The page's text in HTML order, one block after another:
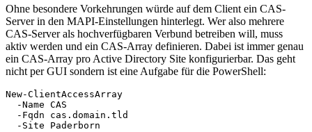
Ohne besondere Vorkehrungen würde auf dem Client ein CAS-
Server in den MAPI-Einstellungen hinterlegt. Wer also mehrere
CAS-Server als hochverfügbaren Verbund betreiben will, muss
aktiv werden und ein CAS-Array definieren. Dabei ist immer genau
ein CAS-Array pro Active Directory Site konfigurierbar. Das geht
nicht per GUI sondern ist eine Aufgabe für die PowerShell:
New-ClientAccessArray
  -Name CAS
  -Fqdn cas.domain.tld
  -Site Paderborn